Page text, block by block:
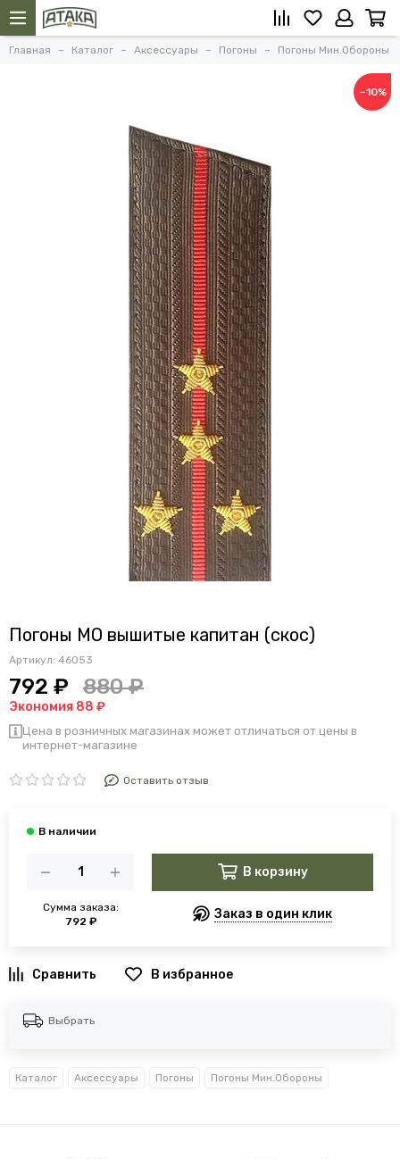
Главная Каталог Аксессуары Погоны Погоны Мин.Обороны
−10%
Погоны МО вышитые капитан (скос)
Артикул: 46053
792 ₽ 880 ₽
Экономия 88 ₽
Цена в розничных магазинах может отличаться от цены в
интернет-магазине
Оставить отзыв
Сумма заказа:
792 ₽
В корзину
Заказ в один клик
В избранное
Выбрать
Каталог Аксессуары Погоны Погоны Мин.Обороны